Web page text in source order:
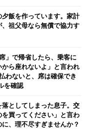
飯を作っています。家計
祖父母なら無償で協力す
」で帰省したら、乗客に
から座れないよ」と言われ
わないと、席は確保でき
を確認
としてしまった息子。交
買ってください」と言わ
、理不尽すぎませんか？